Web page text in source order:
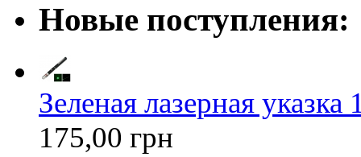
Новые поступления:
Зеленая лазерная
175,00 грн